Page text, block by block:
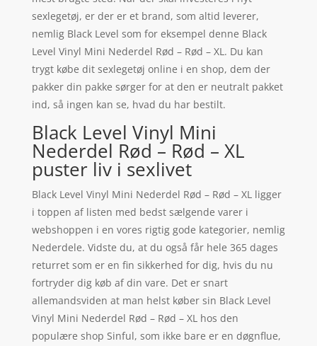
sexlegetøj, er der er et brand, som altid leverer,
nemlig Black Level som for eksempel denne Black
Level Vinyl Mini Nederdel Rød – Rød – XL. Du kan
trygt købe dit sexlegetøj online i en shop, dem der
pakker din pakke sørger for at den er neutralt pakket
ind, så ingen kan se, hvad du har bestilt.
Black Level Vinyl Mini
Nederdel Rød – Rød – XL
puster liv i sexlivet
Black Level Vinyl Mini Nederdel Rød – Rød – XL ligger
i toppen af listen med bedst sælgende varer i
webshoppen i en vores rigtig gode kategorier, nemlig
Nederdele. Vidste du, at du også får hele 365 dages
returret som er en fin sikkerhed for dig, hvis du nu
fortryder dig køb af din vare. Det er snart
allemandsviden at man helst køber sin Black Level
Vinyl Mini Nederdel Rød – Rød – XL hos den
populære shop Sinful, som ikke bare er en døgnflue,